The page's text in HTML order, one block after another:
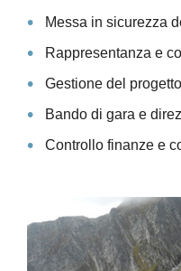
Messa in sicurezza
Rappresentanza e
Gestione del
Bando di gara e
Controllo finanze e